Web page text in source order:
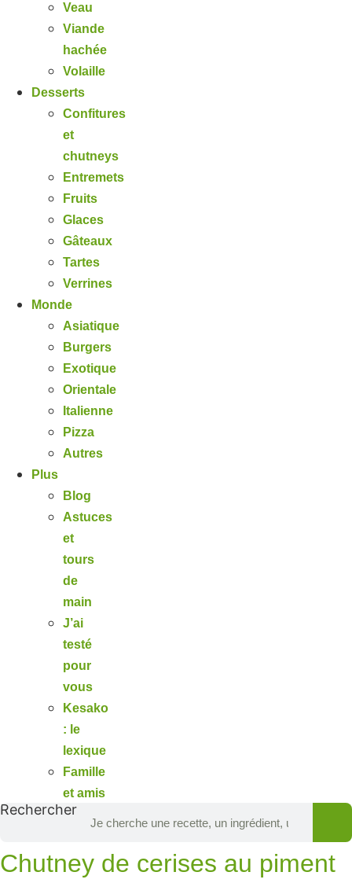
Veau
Viande
hachée
Volaille
Desserts
Confitures
et
chutneys
Entremets
Fruits
Glaces
Gâteaux
Tartes
Verrines
Monde
Asiatique
Burgers
Exotique
Orientale
Italienne
Pizza
Autres
Plus
Blog
Astuces
et
tours
de
main
J’ai
testé
pour
vous
Kesako
: le
lexique
Famille
et amis
Rechercher
Chutney de cerises au piment